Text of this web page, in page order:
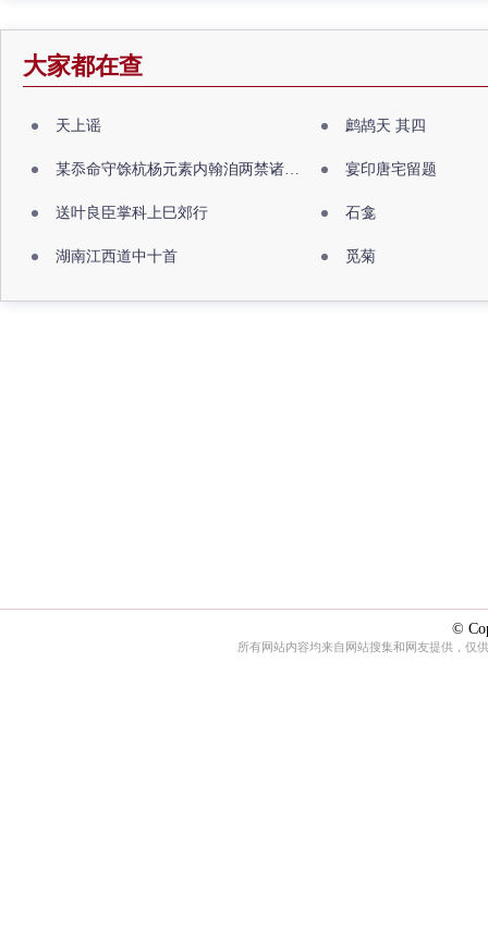
大家都在查
天上谣 鹧鸪天 其四
某忝命守馀杭杨元素内翰洎两禁诸公出祖佛寺 宴印唐宅留题
送叶良臣掌科上巳郊行 石龛
湖南江西道中十首 觅菊
©
所有网站内容均来自网站搜集和网友提供，仅